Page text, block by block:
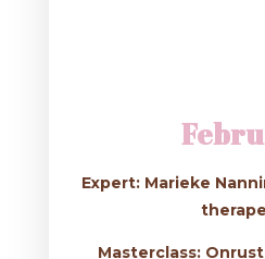
Expert: Marieke
Masterclass: